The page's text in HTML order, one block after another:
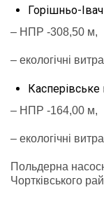
Горішньо-
– НПР -308,50 м,
– екологічні
– НПР -164,00 м,
– екологічні
Польдерна
Чортківського